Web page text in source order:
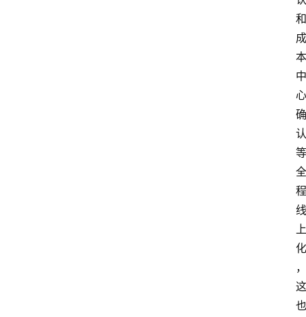
和
成
本
中
心
确
认
等
全
程
线
上
化
，
这
也